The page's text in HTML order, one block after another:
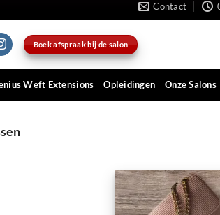
Contact
Boek afspraak bij de salon
Weft Extensions Opleidingen Onze Salons